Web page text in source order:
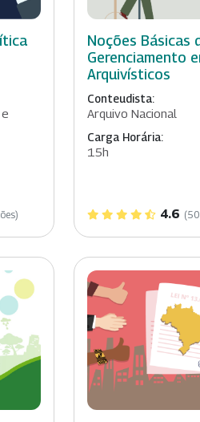
Noções Básicas
Gerenciamento
Arquivísticos
Conteudista:
Arquivo Nacional
Carga Horária:
15h
4.6